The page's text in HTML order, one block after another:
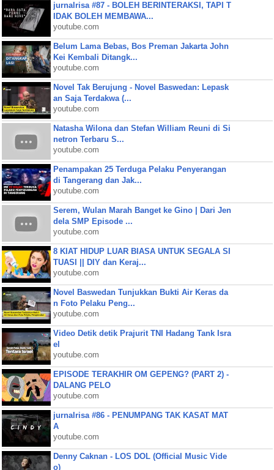
jurnalrisa #87 - BOLEH BERINTERAKSI, TAPI T
IDAK BOLEH MEMBAWA...
youtube.com
Belum Lama Bebas, Bos Preman Jakarta John
Kei Kembali Ditangk...
youtube.com
Novel Tak Berujung - Novel Baswedan: Lepask
an Saja Terdakwa (...
youtube.com
Natasha Wilona dan Stefan William Reuni di Si
netron Terbaru S...
youtube.com
Penampakan 25 Terduga Pelaku Penyerangan
di Tangerang dan Jak...
youtube.com
Serem, Wulan Marah Banget ke Gino | Dari Jen
dela SMP Episode ...
youtube.com
8 KIAT HIDUP LUAR BIASA UNTUK SEGALA SI
TUASI || DIY dan Keraj...
youtube.com
Novel Baswedan Tunjukkan Bukti Air Keras da
n Foto Pelaku Peng...
youtube.com
Video Detik detik Prajurit TNI Hadang Tank Isra
el
youtube.com
EPISODE TERAKHIR OM GEPENG? (PART 2) -
DALANG PELO
youtube.com
jurnalrisa #86 - PENUMPANG TAK KASAT MAT
A
youtube.com
Denny Caknan - LOS DOL (Official Music Vide
o)